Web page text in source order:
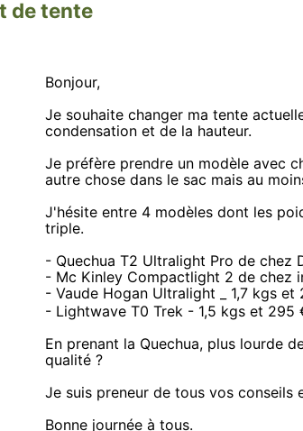
de tente
Bonjour,
Je souhaite changer ma tente
condensation et de la hauteur.
Je préfère prendre un modèle avec
autre chose dans le sac mais au
J'hésite entre 4 modèles dont les
triple.
- Quechua T2 Ultralight Pro de chez
- Mc Kinley Compactlight 2 de chez
- Vaude Hogan Ultralight _ 1,7 kgs
- Lightwave T0 Trek - 1,5 kgs et 295
En prenant la Quechua, plus lourde
qualité ?
Je suis preneur de tous vos conseils
Bonne journée à tous.